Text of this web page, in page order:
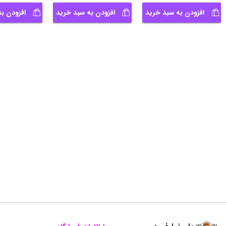
افزودن به سبد خرید
افزودن به سبد خرید
افزودن